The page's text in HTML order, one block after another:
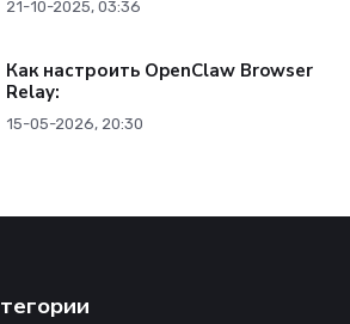
21-10-2025, 03:36
Как настроить OpenClaw Browser
Relay:
15-05-2026, 20:30